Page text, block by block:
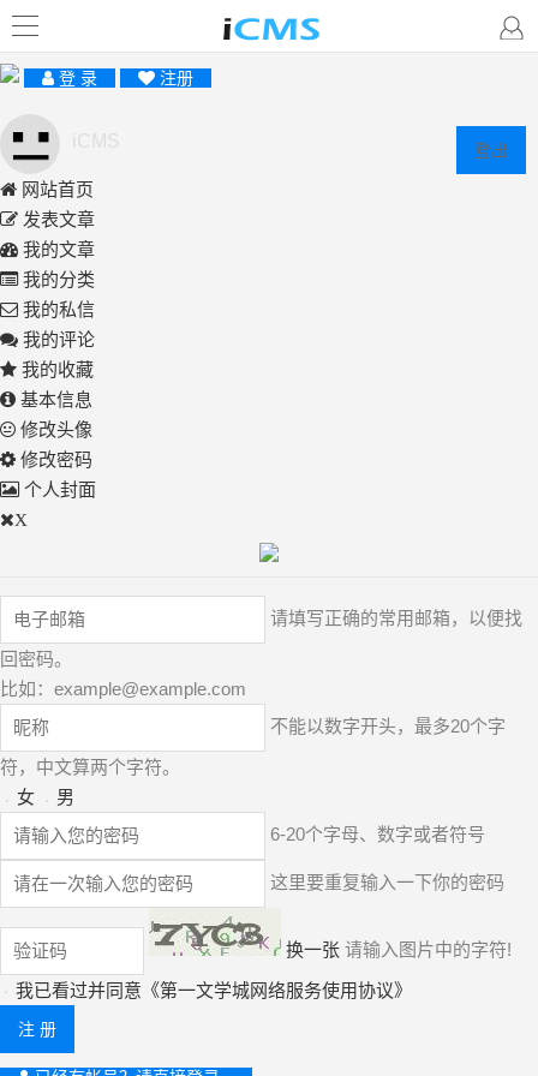
登 录 注册
登出
网站首页
发表文章
我的文章
我的分类
我的私信
我的评论
我的收藏
基本信息
修改头像
修改密码
个人封面
X
请填写正确的常用邮箱，以便找
回密码。
比如： example@example.com
不能以数字开头，最多20个字
符，中文算两个字符。
女
男
6-20个字母、数字或者符号
这里要重复输入一下你的密码
换一张 请输入图片中的字符!
我已看过并同意《第一文学城网络服务使用协议》
注 册